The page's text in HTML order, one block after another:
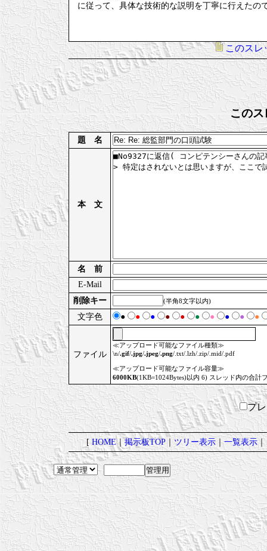
に従って、具体な技術的な説明を丁寧に行えた
このスレ
このス
題 名
本 文
名 前
E-Mail
削除キー
(半角8文字以内)
文字色 ● ● ● ● ● ● ● ● ● ●
ファイル
≪アップロード可能なファイル種類≫
\n/.gif/.jpg/.jpeg/.png/.txt/.lzh/.zip/.mid/.pdf
≪アップロード可能なファイル容量≫
6000KB(1KB=1024Bytes)以内 6) スレッド内の合計
プ
[HOME｜掲示板TOP｜ツリー表示｜一覧表示｜